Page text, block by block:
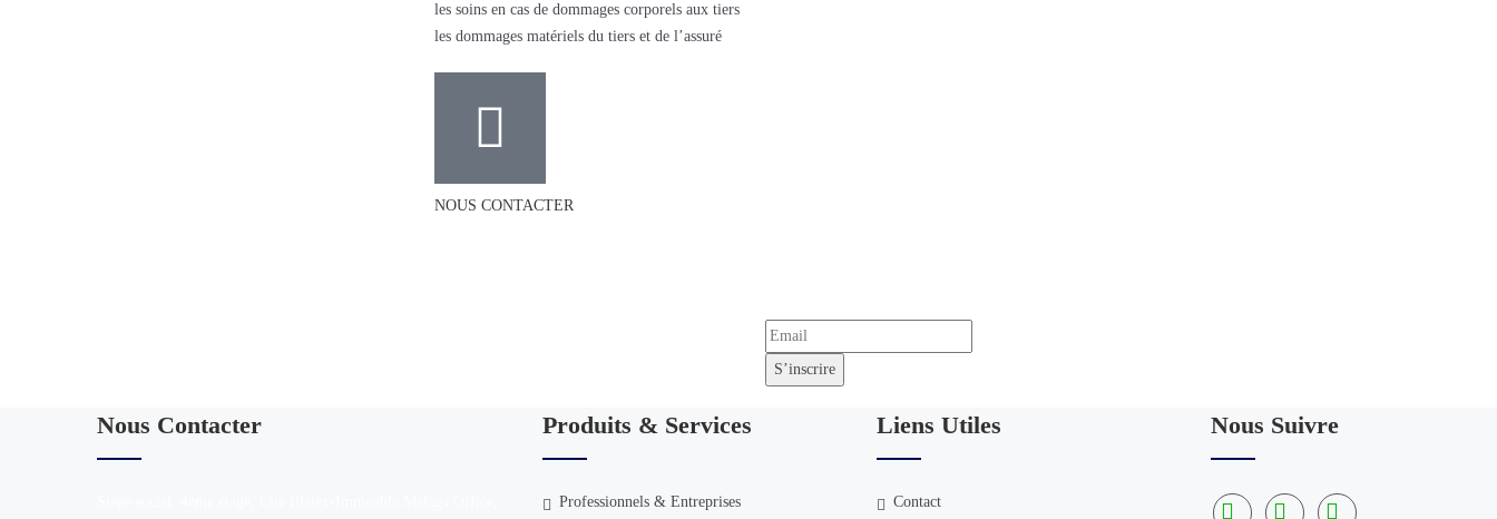
les soins en cas de dommages corporels aux tiers
les dommages matériels du tiers et de l’assuré
NOUS CONTACTER
Nous Contacter Produits & Services
Professionnels & Entreprises
Liens Utiles
Contact
Nous Suivre